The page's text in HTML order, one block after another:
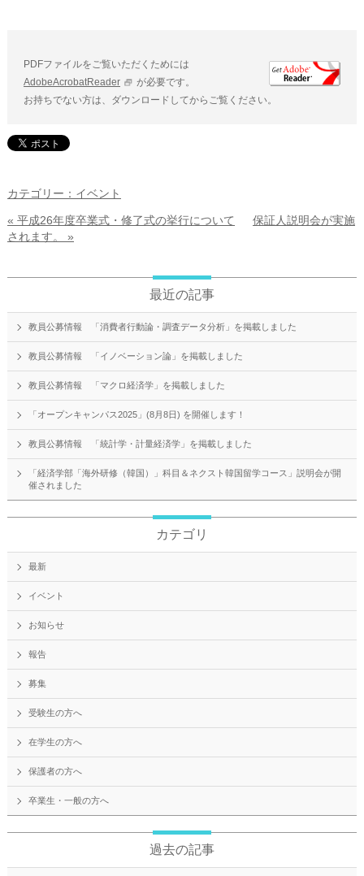
PDFファイルをご覧いただくためには
AdobeAcrobatReader
が必要です。
お持ちでない方は、ダウンロードしてからご覧ください。
カテゴリー：イベント
« 平成26年度卒業式・修了式の挙行について
保証人説明会が実施
されます。 »
最近の記事
教員公募情報 「消費者行動論・調査データ分析」を掲載しました
教員公募情報 「イノベーション論」を掲載しました
教員公募情報 「マクロ経済学」を掲載しました
「オープンキャンパス2025」(8月8日) を開催します！
教員公募情報 「統計学・計量経済学」を掲載しました
「経済学部「海外研修（韓国）」科目＆ネクスト韓国留学コース」説明会が開
催されました
カテゴリ
最新
イベント
お知らせ
報告
募集
受験生の方へ
在学生の方へ
保護者の方へ
卒業生・一般の方へ
過去の記事